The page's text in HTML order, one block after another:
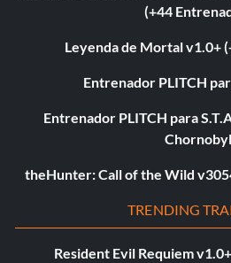
(+44
Leyenda de Mortal v1.0+
Entrenador PLITCH
Entrenador PLITCH para
Chornobyl
theHunter: Call of the Wild
TRENDING
Resident Evil Requiem